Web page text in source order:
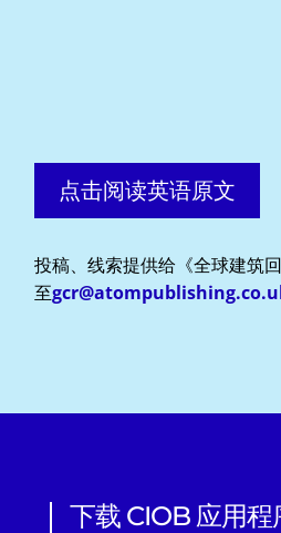
点击阅读英语原文
投稿、线索提供给《全球建筑
至
下载 CIOB 应用程